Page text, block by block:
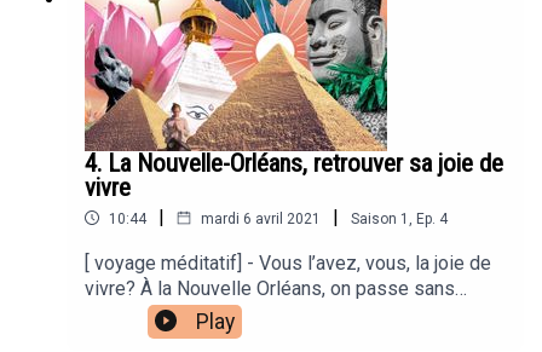
4. La Nouvelle-Orléans, retrouver sa joie de
vivre
10:44 | mardi 6 avril 2021 | Saison 1 Ep. 4
[ voyage méditatif] - Vous l’avez, vous, la joie de
vivre? À la Nouvelle Orléans, on passe sans
transition de mardi-gras à Katrina. Cette ville
intense à l'énergie débordante va vous apprendre
Play